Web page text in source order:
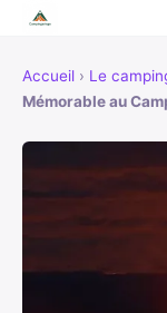
Accueil › Le
Mémorable au